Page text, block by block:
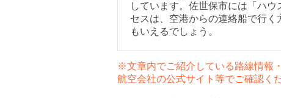
しています。佐世保市には「ハ
セスは、空港からの連絡船で行
もいえるでしょう。
※文章内でご紹介している路線情報
航空会社の公式サイト等でご確認く